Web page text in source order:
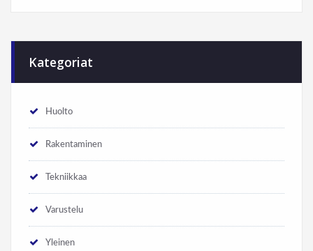
Kategoriat
Huolto
Rakentaminen
Tekniikkaa
Varustelu
Yleinen